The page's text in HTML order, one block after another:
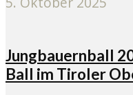
Jungbauernball
Ball im Tiroler